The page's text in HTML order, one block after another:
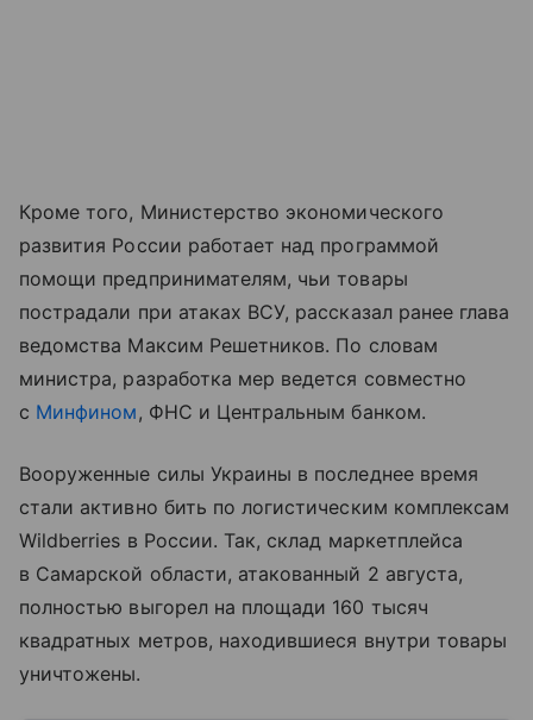
Кроме того, Министерство экономического
развития России работает над программой
помощи предпринимателям, чьи товары
пострадали при атаках ВСУ, рассказал ранее глава
ведомства Максим Решетников. По словам
министра, разработка мер ведется совместно
с Минфином, ФНС и Центральным банком.
Вооруженные силы Украины в последнее время
стали активно бить по логистическим комплексам
Wildberries в России. Так, склад маркетплейса
в Самарской области, атакованный 2 августа,
полностью выгорел на площади 160 тысяч
квадратных метров, находившиеся внутри товары
уничтожены.